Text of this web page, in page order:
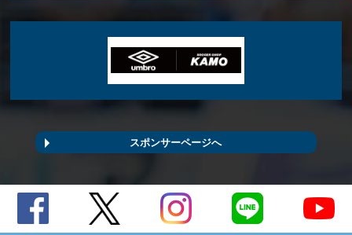
スポンサーページへ